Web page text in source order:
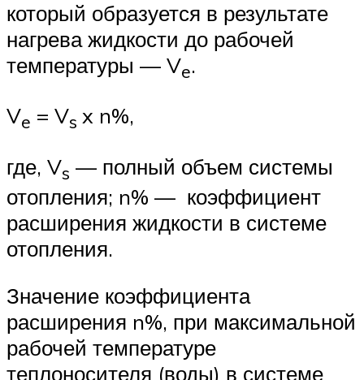
который образуется в результате
нагрева жидкости до рабочей
температуры — Ve.
Ve = Vs x n%,
где, Vs — полный объем системы
отопления; n% — коэффициент
расширения жидкости в системе
отопления.
Значение коэффициента
расширения n%, при максимальной
рабочей температуре
теплоносителя (воды) в системе